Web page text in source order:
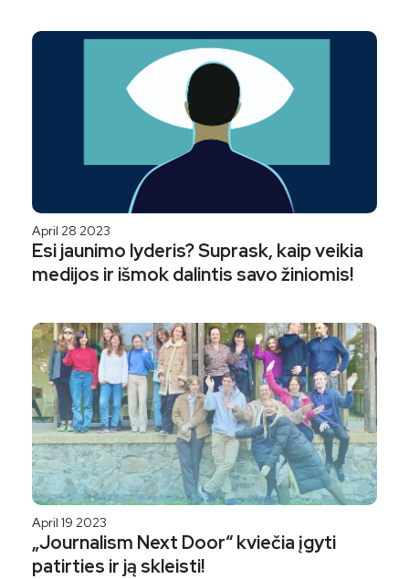
April 28 2023
Esi jaunimo lyderis? Suprask, kaip veikia
medijos ir išmok dalintis savo žiniomis!
April 19 2023
„Journalism Next Door“ kviečia įgyti
patirties ir ją skleisti!